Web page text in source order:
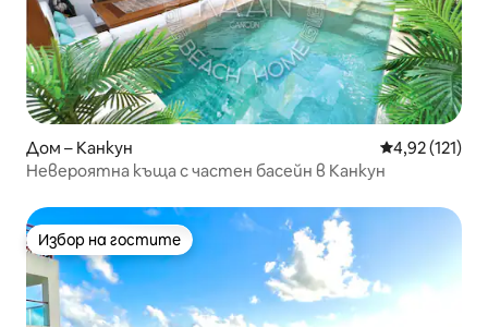
Дом – Канкун Средна
4,92 (121)
Невероятна къща с частен басейн в Канкун
Избор на гостите
Избор на гостите